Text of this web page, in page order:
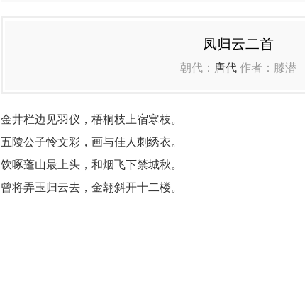
凤归云二首
朝代： 唐代 作者：滕潜
金井栏边见羽仪，梧桐枝上宿寒枝。
五陵公子怜文彩，画与佳人刺绣衣。
饮啄蓬山最上头，和烟飞下禁城秋。
曾将弄玉归云去，金翿斜开十二楼。